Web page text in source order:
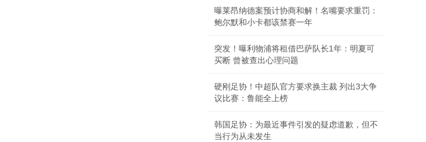
曝莱昂纳德案预计协商和解！名嘴要求重罚：
鲍尔默和小卡都该禁赛一年
突发！曝利物浦将租借巴萨队长1年：明夏可
买断 曾被查出心理问题
硬刚足协！中超队官方要求换主裁 列出3大争
议比赛：鲁能全上榜
韩国足协：为最近事件引发的疑虑道歉，但不
当行为从未发生